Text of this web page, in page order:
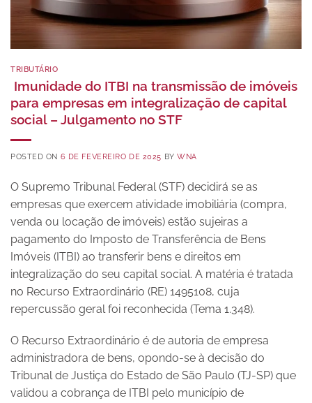
TRIBUTÁRIO
Imunidade do ITBI na transmissão de imóveis
para empresas em integralização de capital
social – Julgamento no STF
POSTED ON 6 DE FEVEREIRO DE 2025 BYWNA
O Supremo Tribunal Federal (STF) decidirá se as
empresas que exercem atividade imobiliária (compra,
venda ou locação de imóveis) estão sujeiras a
pagamento do Imposto de Transferência de Bens
Imóveis (ITBI) ao transferir bens e direitos em
integralização do seu capital social. A matéria é tratada
no Recurso Extraordinário (RE) 1495108, cuja
repercussão geral foi reconhecida (Tema 1.348).
O Recurso Extraordinário é de autoria de empresa
administradora de bens, opondo-se à decisão do
Tribunal de Justiça do Estado de São Paulo (TJ-SP) que
validou a cobrança de ITBI pelo município de